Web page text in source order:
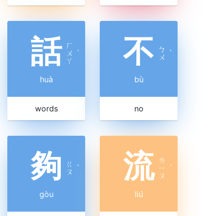
話 ㄏ
ㄨ
ㄚ
ˋ
huà
words
不 ㄅ
ㄨ ˋ
bù
no
夠
ㄍ
ㄡ ˋ
gòu
流 ㄌ
ㄧ
ㄡ
ˊ
liú